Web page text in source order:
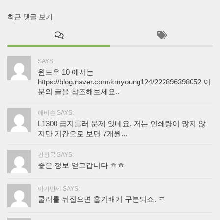
최근 댓글 보기
SAYS:
윈도우 10 에서는
https://blog.naver.com/kmyoung124/222896398052 이
분의 글을 참조해보세요..
애비손 SAYS:
L1300 급지롤러 문제 있네요. 저는 인쇄량이 많지 않
지만 기간으로 보면 7개월...
간장묵 SAYS:
좋은 정보 얻고갑니다 ㅎㅎ
아기만세 SAYS:
쿨러를 뒤집으면 흡기배기 구분되죠. ㅋ